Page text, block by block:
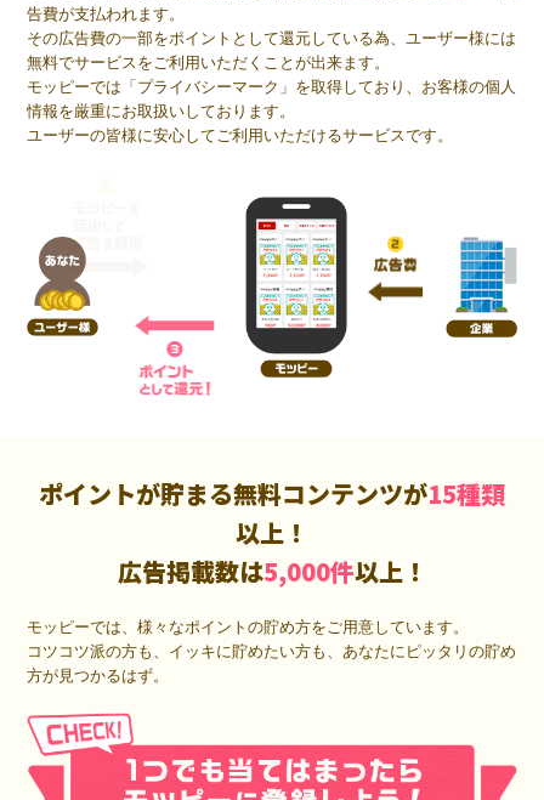
告費が支払われます。
その広告費の一部をポイントとして還元している為、ユーザー様には
無料でサービスをご利用いただくことが出来ます。
モッピーでは「プライバシーマーク」を取得しており、お客様の個人
情報を厳重にお取扱いしております。
ユーザーの皆様に安心してご利用いただけるサービスです。
ポイントが貯まる無料コンテンツが15種類
以上！
広告掲載数は5,000件以上！
モッピーでは、様々なポイントの貯め方をご用意しています。
コツコツ派の方も、イッキに貯めたい方も、あなたにピッタリの貯め
方が見つかるはず。